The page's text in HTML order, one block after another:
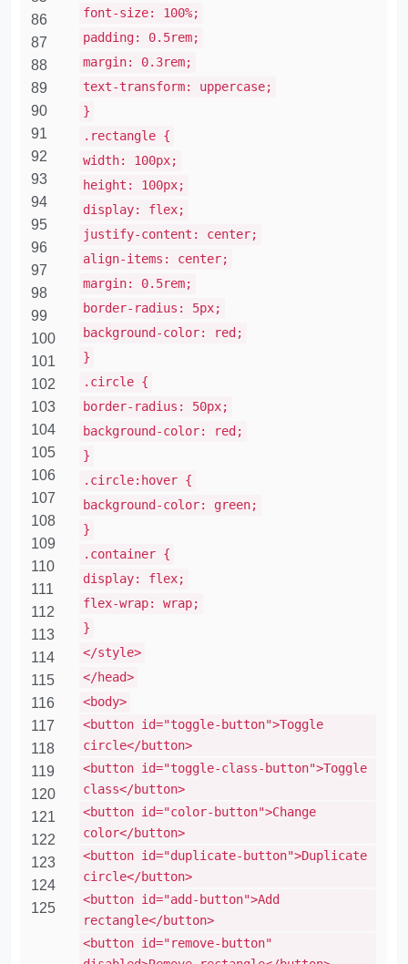
86
87
88
89
90
91
92
93
94
95
96
97
98
99
100
101
102
103
104
105
106
107
108
109
110
111
112
113
114
115
116
117
118
119
120
121
122
123
124
125
font-size: 100%;
padding: 0.5rem;
margin: 0.3rem;
text-transform: uppercase;
}
.rectangle {
width: 100px;
height: 100px;
display: flex;
justify-content: center;
align-items: center;
margin: 0.5rem;
border-radius: 5px;
background-color: red;
}
.circle {
border-radius: 50px;
background-color: red;
}
.circle:hover {
background-color: green;
}
.container {
display: flex;
flex-wrap: wrap;
}
</style>
</head>
<body>
<button id="toggle-button">Toggle
circle</button>
<button id="toggle-class-button">Toggle
class</button>
<button id="color-button">Change
color</button>
<button id="duplicate-button">Duplicate
circle</button>
<button id="add-button">Add
rectangle</button>
<button id="remove-button"